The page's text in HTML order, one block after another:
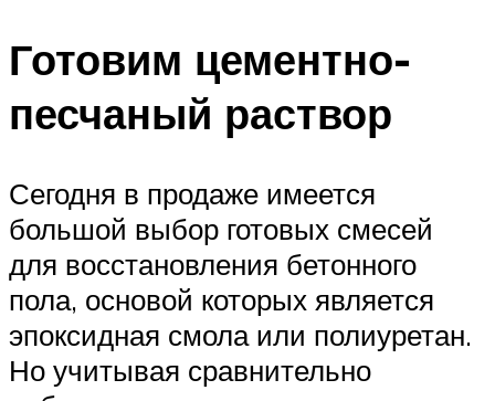
Готовим цементно-
песчаный раствор
Сегодня в продаже имеется
большой выбор готовых смесей
для восстановления бетонного
пола, основой которых является
эпоксидная смола или полиуретан.
Но учитывая сравнительно